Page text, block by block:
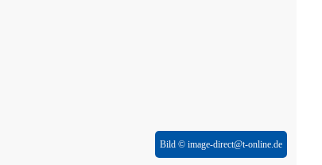
Bild © image-direct@t-online.de